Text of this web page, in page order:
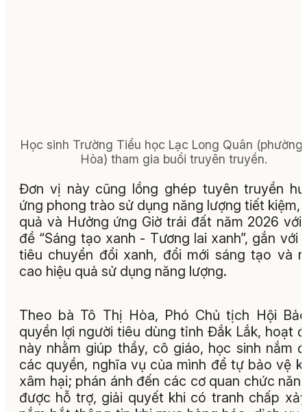
Học sinh Trường Tiểu học Lạc Long Quân (phường
Hòa) tham gia buổi truyên truyền.
Đơn vị này cũng lồng ghép tuyên truyền
ứng phong trào sử dụng năng lượng tiết kiệm,
quả và Hưởng ứng Giờ trái đất năm 2026 với
đề “Sáng tạo xanh - Tương lai xanh”, gắn với
tiêu chuyển đổi xanh, đổi mới sáng tạo và
cao hiệu quả sử dụng năng lượng.
Theo bà Tô Thị Hòa, Phó Chủ tịch Hội
quyền lợi người tiêu dùng tỉnh Đắk Lắk, hoạt
này nhằm giúp thầy, cô giáo, học sinh nắm
các quyền, nghĩa vụ của mình để tự bảo vệ
xâm hại; phán ánh đến các cơ quan chức
được hỗ trợ, giải quyết khi có tranh chấp